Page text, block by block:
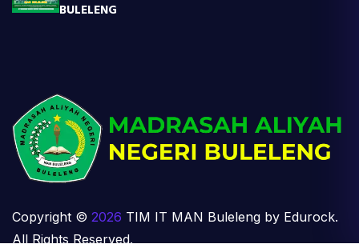
BULELENG
Copyright © 2026 TIM IT MAN Buleleng by Edurock.
All Rights Reserved.